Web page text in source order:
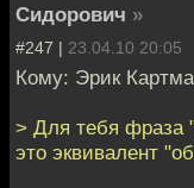
Сидорович »
#247 | 23.04.10 20:05
Кому: Эрик
> Для тебя фраза
это эквивалент